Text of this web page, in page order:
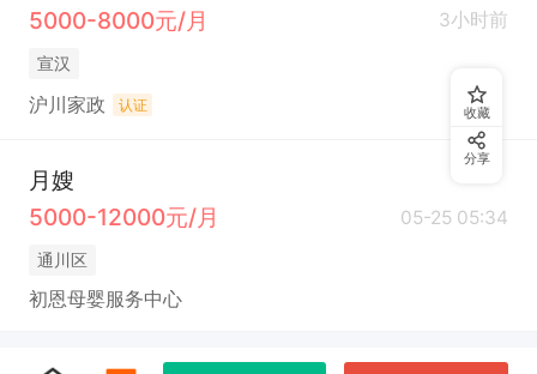
5000-8000元/月
3小时前
宣汉
沪川家政 认证
月嫂
5000-12000元/月
05-25 05:34
通川区
初恩母婴服务中心
收藏
分享